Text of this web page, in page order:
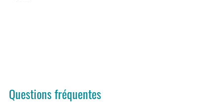
Questions fréquentes